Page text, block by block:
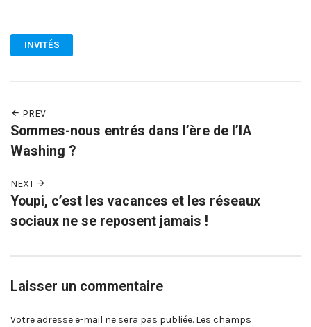
INVITÉS
PREV
Sommes-nous entrés dans l’ère de l’IA
Washing ?
NEXT
Youpi, c’est les vacances et les réseaux
sociaux ne se reposent jamais !
Laisser un commentaire
Votre adresse e-mail ne sera pas publiée. Les champs